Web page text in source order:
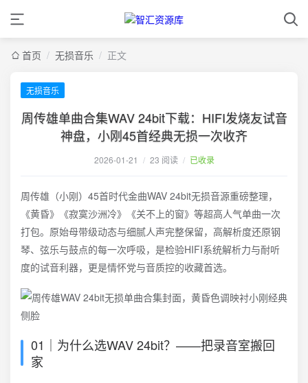
首页 / 无损音乐 / 正文
无损音乐
周传雄单曲合集WAV 24bit下载：HIFI发烧友试音
神盘，小刚45首经典无损一次收齐
2026-01-21 / 23 阅读 / 已收录
周传雄（小刚）45首时代金曲WAV 24bit无损音源重磅整理，
《黄昏》《寂寞沙洲冷》《关不上的窗》等超高人气单曲一次
打包。原始母带级动态与细腻人声完整保留，高解析度还原钢
琴、弦乐与鼓点的每一次呼吸，是检验HIFI系统解析力与耐听
度的试音利器，更是情怀党与音质控的收藏首选。
01｜为什么选WAV 24bit？——把录音室搬回
家